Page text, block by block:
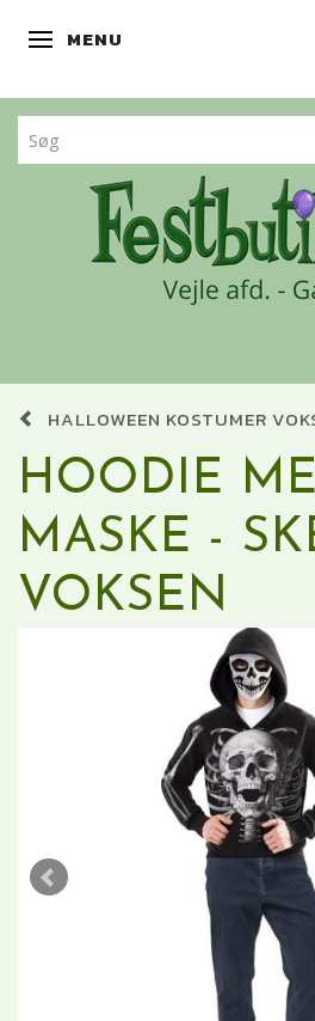
SKIFTE NAVIGATION
MENU
HALLOWEEN KOSTUMER
HOODIE
MASKE -
VOKSEN